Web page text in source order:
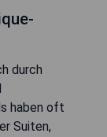
durch
haben oft
Suiten,